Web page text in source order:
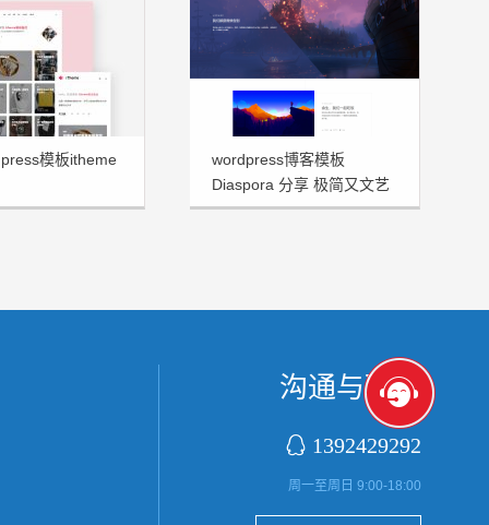
模板itheme
wordpress博客模板
Diaspora 分享 极简又文艺
十足
沟通与联系
 1392429292
周一至周日 9:00-18:00